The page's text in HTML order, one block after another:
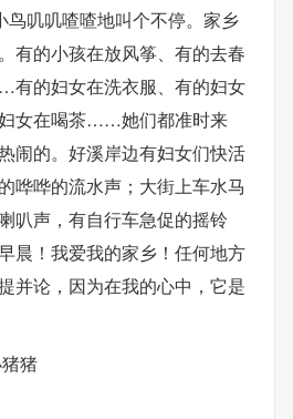
鸟叽叽喳喳地叫个不停。家乡
有的小孩在放风筝、有的去春
的妇女在洗衣服、有的妇女
女在喝茶……她们都准时来
闹的。好溪岸边有妇女们快活
哗哗的流水声；大街上车水马
叭声，有自行车急促的摇铃
晨！我爱我的家乡！任何地方
并论，因为在我的心中，它是
猪